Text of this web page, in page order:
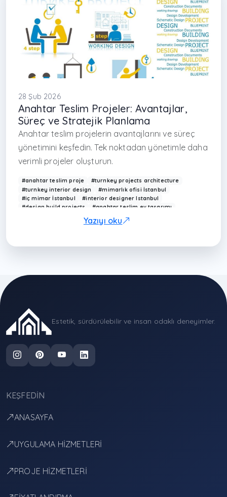
28 Şub 2026
Anahtar Teslim Projeler: Avantajlar,
Süreç ve Stratejik Planlama
Anahtar teslim projelerin avantajlarını ve süreç
yönetimini keşfedin. Tek noktadan yönetimle daha
verimli projeler oluşturun.
#anahtar teslim proje
#turnkey projects architecture
#turnkey interior design
#mimarlık ofisi İstanbul
#iç mimar İstanbul
#interior designer Istanbul
#design build projects
#anahtar teslim ev tasarımı
#turnkey project Turkey
#modern villa tasarımı
Yazıyı oku
Estetik, sürdürülebilir ve insan odaklı deneyimler.
KEŞFEDIN
ANASAYFA
UYGULAMA HİZMETLERİ
PROJE HİZMETLERİ